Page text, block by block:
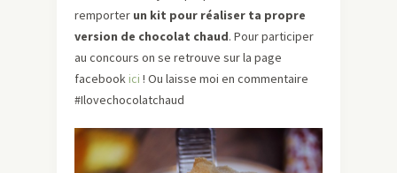
remporter un kit pour réaliser ta propre
version de chocolat chaud. Pour participer
au concours on se retrouve sur la page
facebookici ! Ou laisse moi en commentaire
#Ilovechocolatchaud